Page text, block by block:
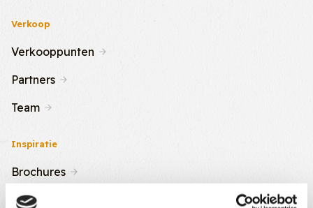
Verkoop
Verkooppunten
Partners
Team
Inspiratie
Brochures
Nieuws & Tips